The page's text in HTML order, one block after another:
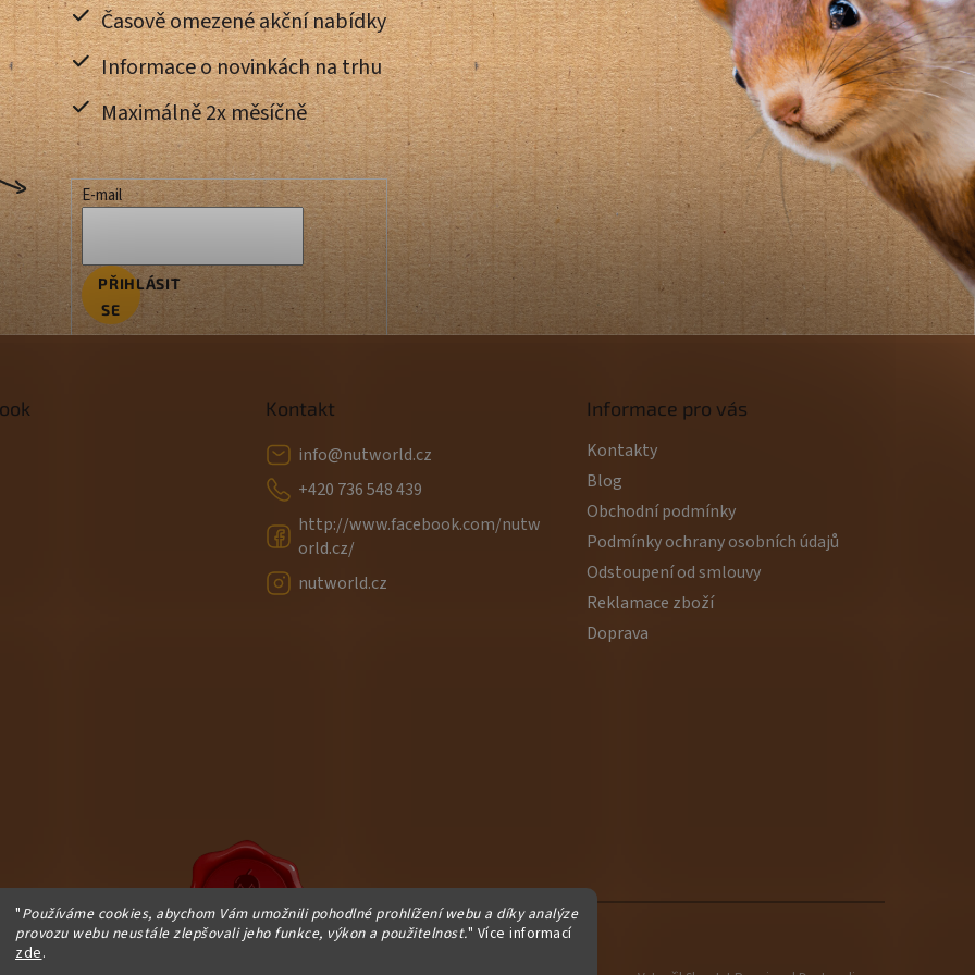
"Používáme cookies, abychom Vám umožnili pohodlné prohlížení webu a díky analýze
provozu webu neustále zlepšovali jeho funkce, výkon a použitelnost." Více informací
zde.
Časově omezené akční nabídky
Informace o novinkách na trhu
Maximálně 2x měsíčně
E-mail
PŘIHLÁSIT
SE
Kontakt
info@nutworld.cz
+420 736 548 439
http://www.facebook.com/nutw
orld.cz/
nutworld.cz
Informace pro vás
Kontakty
Blog
Obchodní podmínky
Podmínky ochrany osobních údajů
Odstoupení od smlouvy
Reklamace zboží
Doprava